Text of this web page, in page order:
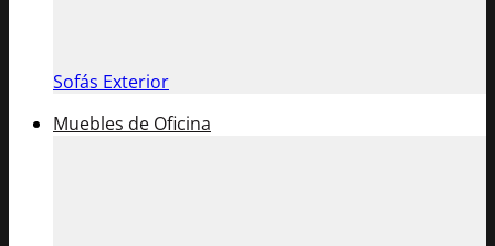
Sofás Exterior
Muebles de Oficina